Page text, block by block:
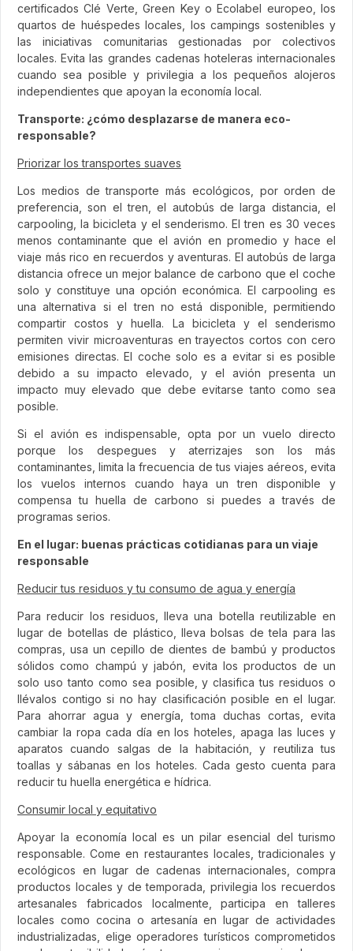
certificados Clé Verte, Green Key o Ecolabel europeo, los
quartos de huéspedes locales, los campings sostenibles y
las iniciativas comunitarias gestionadas por colectivos
locales. Evita las grandes cadenas hoteleras internacionales
cuando sea posible y privilegia a los pequeños alojeros
independientes que apoyan la economía local.
Transporte: ¿cómo desplazarse de manera eco-
responsable?
Priorizar los transportes suaves
Los medios de transporte más ecológicos, por orden de
preferencia, son el tren, el autobús de larga distancia, el
carpooling, la bicicleta y el senderismo. El tren es 30 veces
menos contaminante que el avión en promedio y hace el
viaje más rico en recuerdos y aventuras. El autobús de larga
distancia ofrece un mejor balance de carbono que el coche
solo y constituye una opción económica. El carpooling es
una alternativa si el tren no está disponible, permitiendo
compartir costos y huella. La bicicleta y el senderismo
permiten vivir microaventuras en trayectos cortos con cero
emisiones directas. El coche solo es a evitar si es posible
debido a su impacto elevado, y el avión presenta un
impacto muy elevado que debe evitarse tanto como sea
posible.
Si el avión es indispensable, opta por un vuelo directo
porque los despegues y aterrizajes son los más
contaminantes, limita la frecuencia de tus viajes aéreos, evita
los vuelos internos cuando haya un tren disponible y
compensa tu huella de carbono si puedes a través de
programas serios.
En el lugar: buenas prácticas cotidianas para un viaje
responsable
Reducir tus residuos y tu consumo de agua y energía
Para reducir los residuos, lleva una botella reutilizable en
lugar de botellas de plástico, lleva bolsas de tela para las
compras, usa un cepillo de dientes de bambú y productos
sólidos como champú y jabón, evita los productos de un
solo uso tanto como sea posible, y clasifica tus residuos o
llévalos contigo si no hay clasificación posible en el lugar.
Para ahorrar agua y energía, toma duchas cortas, evita
cambiar la ropa cada día en los hoteles, apaga las luces y
aparatos cuando salgas de la habitación, y reutiliza tus
toallas y sábanas en los hoteles. Cada gesto cuenta para
reducir tu huella energética e hídrica.
Consumir local y equitativo
Apoyar la economía local es un pilar esencial del turismo
responsable. Come en restaurantes locales, tradicionales y
ecológicos en lugar de cadenas internacionales, compra
productos locales y de temporada, privilegia los recuerdos
artesanales fabricados localmente, participa en talleres
locales como cocina o artesanía en lugar de actividades
industrializadas, elige operadores turísticos comprometidos